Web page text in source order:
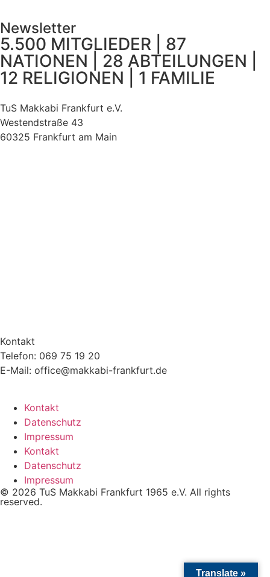
Newsletter
5.500 MITGLIEDER | 87
NATIONEN | 28 ABTEILUNGEN |
12 RELIGIONEN | 1 FAMILIE
TuS Makkabi Frankfurt e.V.
Westendstraße 43
60325 Frankfurt am Main
Kontakt
Telefon: 069 75 19 20
E-Mail: office@makkabi-frankfurt.de
Kontakt
Datenschutz
Impressum
Kontakt
Datenschutz
Impressum
© 2026 TuS Makkabi Frankfurt 1965 e.V. All rights
reserved.
Translate »